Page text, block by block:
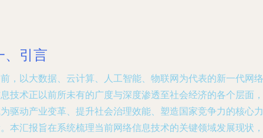
、引言
，以大数据、云计算、人工智能、物联网为代表的新一代网络
技术正以前所未有的广度与深度渗透至社会经济的各个层面，
驱动产业变革、提升社会治理效能、塑造国家竞争力的核心力
本汇报旨在系统梳理当前网络信息技术的关键领域发展现状，